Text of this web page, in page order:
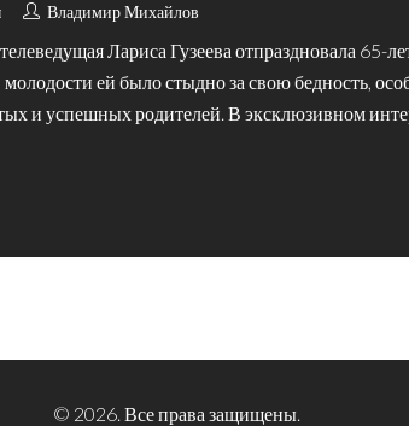
Владимир Михайлов
Лариса Гузеева отпраздновала 65-
молодости ей было стыдно за свою бедность,
и успешных родителей. В эксклюзивном
что она была застенчивым и робким ребенком.
© 2026. Все права защищены.